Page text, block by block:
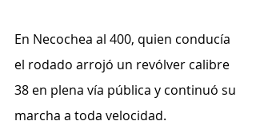
En Necochea al 400, quien conducía
el rodado arrojó un revólver calibre
38 en plena vía pública y continuó su
marcha a toda velocidad.